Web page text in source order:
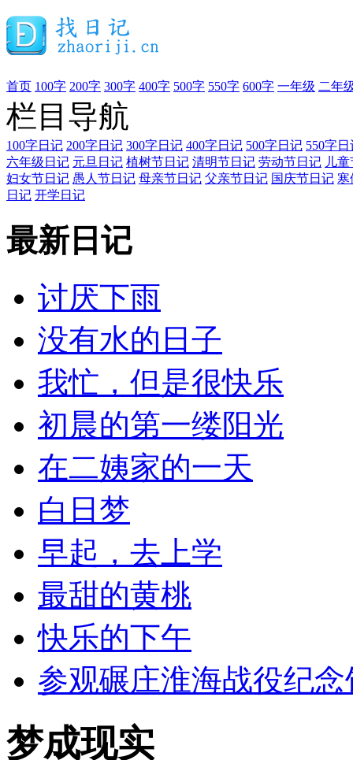
首页 100字 200字 300字 400字 500字 550字 600字 一年级 二年
栏目导航
100字日记 200字日记 300字日记 400字日记 500字日记 550字日
六年级日记 元旦日记 植树节日记 清明节日记 劳动节日记 儿
妇女节日记 愚人节日记 母亲节日记 父亲节日记 国庆节日记 寒
日记 开学日记
最新日记
讨厌下雨
没有水的日子
我忙，但是很快乐
初晨的第一缕阳光
在二姨家的一天
白日梦
早起，去上学
最甜的黄桃
快乐的下午
参观碾庄淮海战役纪念
梦成现实